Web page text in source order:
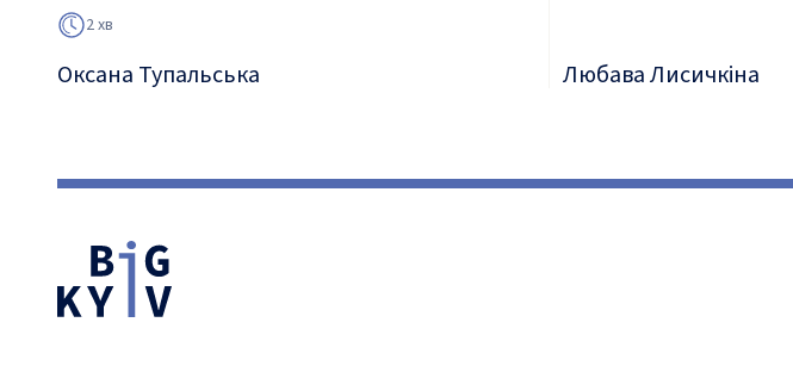
2 хв
Оксана Тупальська Любава Лисичкіна